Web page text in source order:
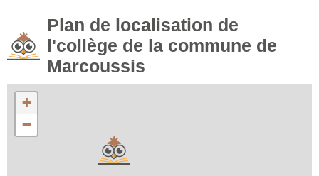
Plan de localisation de
l'collège de la commune de
Marcoussis
+
−